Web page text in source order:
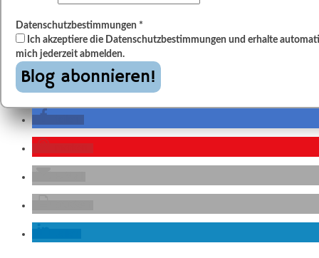
Datenschutzbestimmungen *
Ich akzeptiere die Datenschutzbestimmungen und erhalte
mich jederzeit abmelden.